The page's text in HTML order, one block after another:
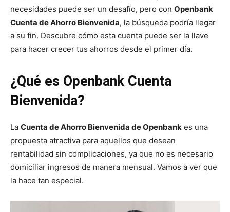
necesidades puede ser un desafío, pero con Openbank
Cuenta de Ahorro Bienvenida, la búsqueda podría llegar
a su fin. Descubre cómo esta cuenta puede ser la llave
para hacer crecer tus ahorros desde el primer día.
¿Qué es Openbank Cuenta
Bienvenida?
La Cuenta de Ahorro Bienvenida de Openbank es una
propuesta atractiva para aquellos que desean
rentabilidad sin complicaciones, ya que no es necesario
domiciliar ingresos de manera mensual. Vamos a ver que
la hace tan especial.